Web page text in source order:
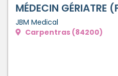
MÉDECIN GÉRIATRE
JBM Medical
Carpentras (84200)